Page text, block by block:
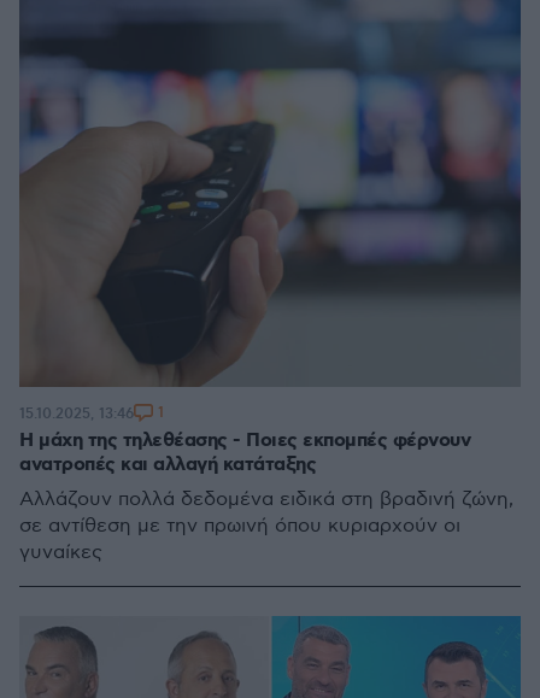
Η μάχη της τηλεθέασης - Ποιες εκπομπές φέρνουν
ανατροπές και αλλαγή κατάταξης
Αλλάζουν πολλά δεδομένα ειδικά στη βραδινή ζώνη,
σε αντίθεση με την πρωινή όπου κυριαρχούν οι
γυναίκες
15.10.2025, 13:46 1